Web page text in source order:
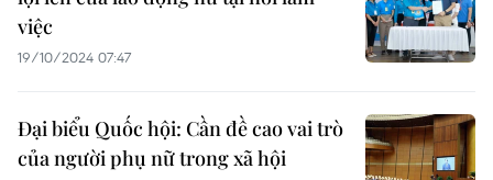
việc
19/10/2024 07:47
Đại biểu Quốc hội: Cần đề cao vai trò
của người phụ nữ trong xã hội